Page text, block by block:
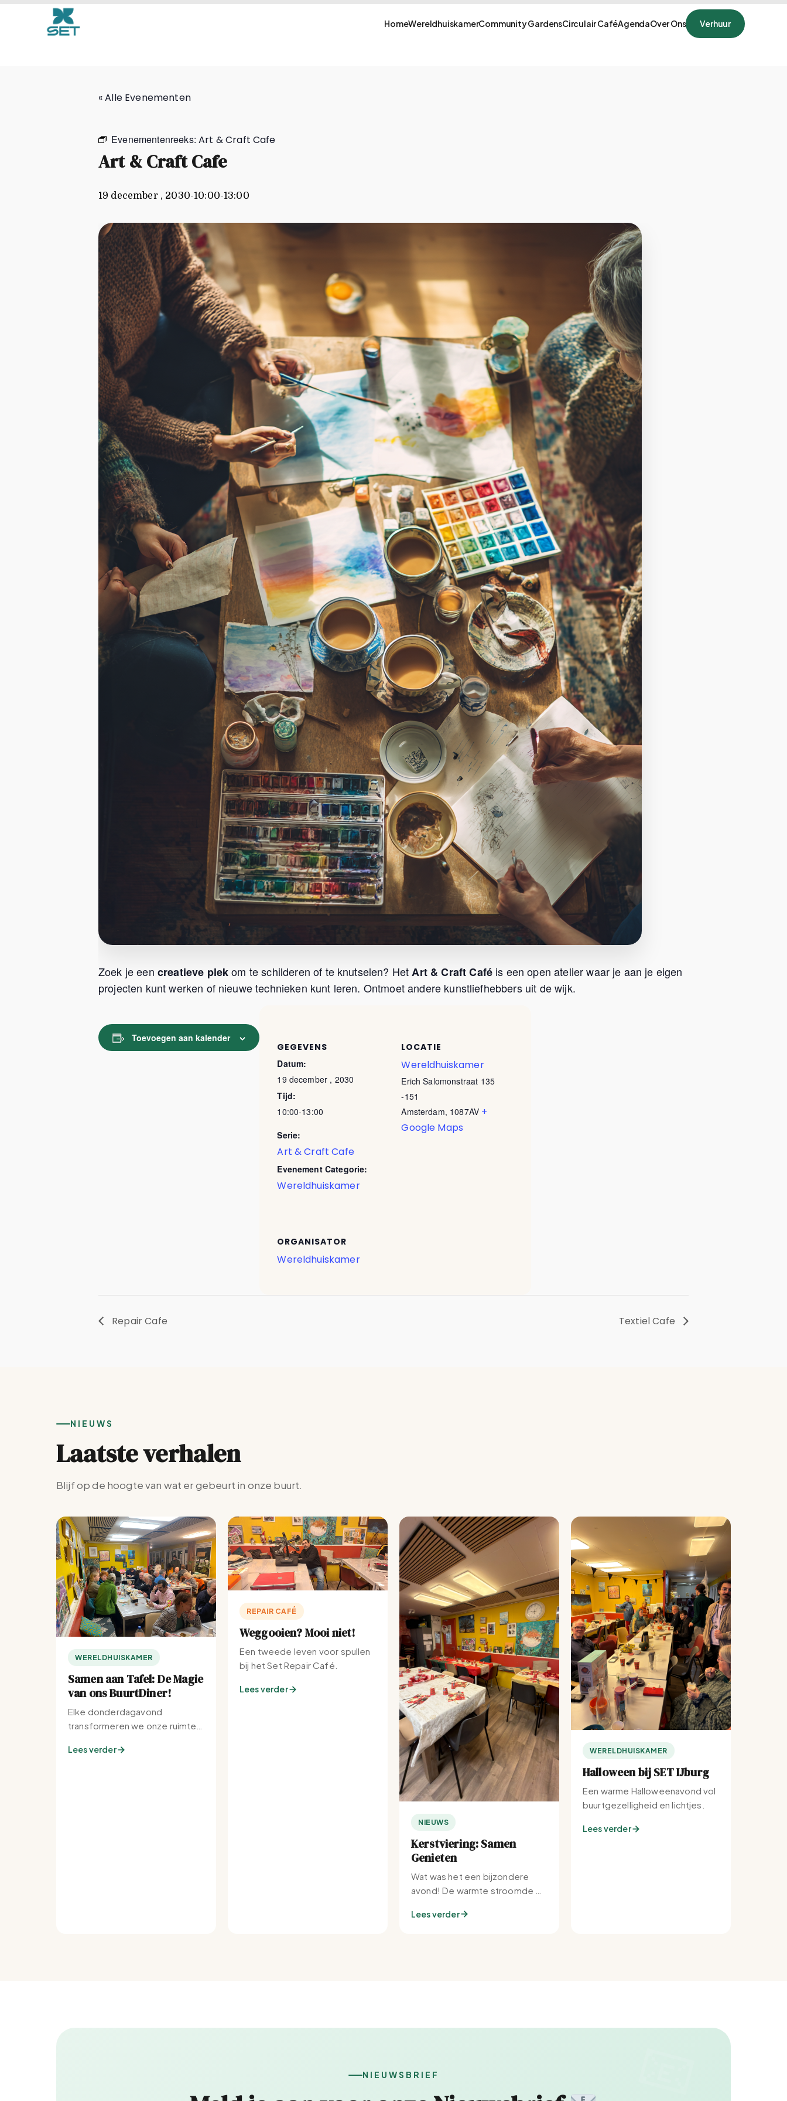
HomeWereldhuiskamerCommunity GardensCirculair CaféAgendaOver Ons Verhuur
Art & Craft Cafe
« Alle Evenementen
Evenementenreeks:Art & Craft Cafe
Art & Craft Cafe
19 december , 2030-10:00-13:00
Zoek je een creatieve plekom te schilderen of te knutselen? Het Art & Craft Caféis een open atelier waar je aan je eigen
projecten kunt werken of nieuwe technieken kunt leren. Ontmoet andere kunstliefhebbers uit de wijk.
Toevoegen aan kalender
GEGEVENS
Datum:
19 december , 2030
Tijd:
10:00-13:00
Serie:
Art & Craft Cafe
Evenement Categorie:
Wereldhuiskamer
LOCATIE
Wereldhuiskamer
Erich Salomonstraat 135
-151
Amsterdam, 1087AV +
Google Maps
ORGANISATOR
Wereldhuiskamer
Repair Cafe Textiel Cafe
NIEUWS
Laatste verhalen
Blijf op de hoogte van wat er gebeurt in onze buurt.
WERELDHUISKAMER
Samen aan Tafel: De Magie
van ons BuurtDiner!
Elke donderdagavond
transformeren we onze ruimte
buurt.
Lees verder
REPAIR CAFÉ
Weggooien? Mooi niet!
Een tweede leven voor spullen
bij het Set Repair Café.
Lees verder
NIEUWS
Kerstviering: Samen
Genieten
Wat was het een bijzondere
avond! De warmte stroomde bij
Lees verder
WERELDHUISKAMER
Halloween bij SET IJburg
Een warme Halloweenavond vol
buurtgezelligheid en lichtjes.
Lees verder
NIEUWSBRIEF